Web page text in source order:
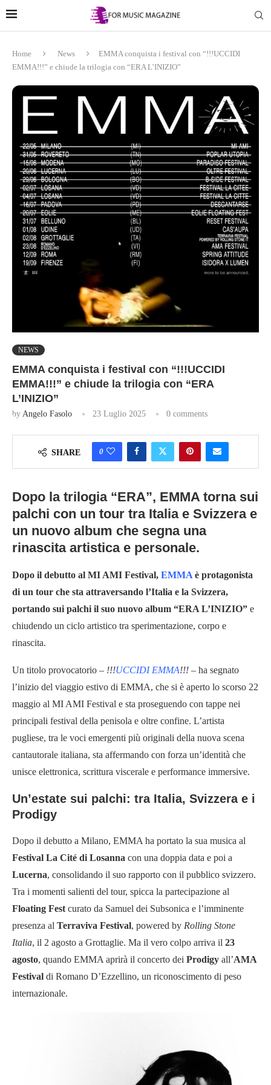
Home News
EMMA conquista i festival con “!!!UCCIDI
EMMA!!!” e chiude la trilogia con “ERA L’INIZIO”
NEWS
EMMA conquista i festival con “!!!UCCIDI
EMMA!!!” e chiude la trilogia con “ERA
L’INIZIO”
by Angelo Fasolo 23 Luglio 2025 0 comments
SHARE 0
Dopo la trilogia “ERA”, EMMA torna sui
palchi con un tour tra Italia e Svizzera e
un nuovo album che segna una
rinascita artistica e personale.
Dopo il debutto al MI AMI Festival, EMMA è protagonista
di un tour che sta attraversando l’Italia e la Svizzera,
portando sui palchi il suo nuovo album “ERA L’INIZIO” e
chiudendo un ciclo artistico tra sperimentazione, corpo e
rinascita.
Un titolo provocatorio – !!!UCCIDI EMMA!!! – ha segnato
l’inizio del viaggio estivo di EMMA, che si è aperto lo scorso 22
maggio al MI AMI Festival e sta proseguendo con tappe nei
principali festival della penisola e oltre confine. L’artista
pugliese, tra le voci emergenti più originali della nuova scena
cantautorale italiana, sta affermando con forza un’identità che
unisce elettronica, scrittura viscerale e performance immersive.
Un’estate sui palchi: tra Italia, Svizzera e i
Prodigy
Dopo il debutto a Milano, EMMA ha portato la sua musica al
Festival La Cité di Losanna con una doppia data e poi a
Lucerna, consolidando il suo rapporto con il pubblico svizzero.
Tra i momenti salienti del tour, spicca la partecipazione al
Floating Fest curato da Samuel dei Subsonica e l’imminente
presenza al Terraviva Festival, powered by Rolling Stone
Italia, il 2 agosto a Grottaglie. Ma il vero colpo arriva il 23
agosto, quando EMMA aprirà il concerto dei Prodigy all’AMA
Festival di Romano D’Ezzellino, un riconoscimento di peso
internazionale.